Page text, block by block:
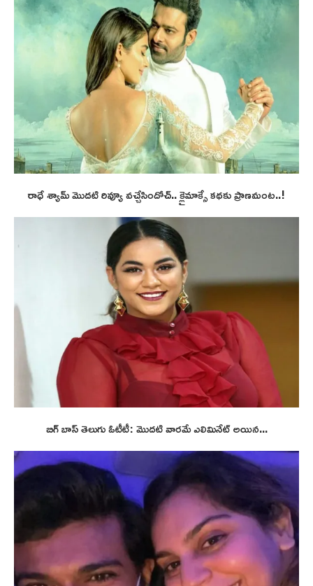
రాధే శ్యామ్ మొదటి రివ్యూ వచ్చేసిందోచ్.. క్లైమాక్సే కథకు ప్రాణమంట..!
బిగ్ బాస్ తెలుగు ఓటీటీ: మొదటి వారమే ఎలిమినేట్ అయిన...